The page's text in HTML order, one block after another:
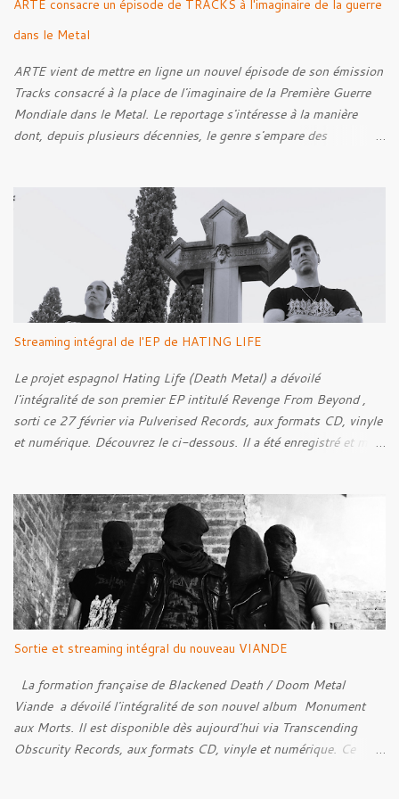
ARTE consacre un épisode de TRACKS à l'imaginaire de la guerre
dans le Metal
ARTE vient de mettre en ligne un nouvel épisode de son émission
Tracks consacré à la place de l'imaginaire de la Première Guerre
Mondiale dans le Metal. Le reportage s'intéresse à la manière
dont, depuis plusieurs décennies, le genre s'empare des
cette réflexion, Tracks est allé à la rencontre de Noise (
Kanonenfieber ) et de Dmytro Kumar ( 1914 ), qui reviennent sur
leur intérêt pour la Première Guerre mondiale. Le documentaire
donne également la parole au producteur Kristian "Kohle"
Kohlmannslehner, collaborateur de 1914 , ainsi qu'à l'historien
Ralf Raths, directeur du Musée allemand des blindés de Munster,
afin d'interroger plus largement la place des images de guerre
dans l'esthétique et l'imaginaire du Metal. Le reportage est à
découvrir ci-dessous :
Streaming intégral de l'EP de HATING LIFE
Le projet espagnol Hating Life (Death Metal) a dévoilé
l'intégralité de son premier EP intitulé Revenge From Beyond ,
sorti ce 27 février via Pulverised Records, aux formats CD, vinyle
et numérique. Découvrez le ci-dessous. Il a été enregistré et mixé
Rebellion Against The Vile 05. Revenge From Beyond 06. The
Sense Of Fear
Sortie et streaming intégral du nouveau VIANDE
La formation française de Blackened Death / Doom Metal
Viande a dévoilé l'intégralité de son nouvel album Monument
aux Morts. Il est disponible dès aujourd'hui via Transcending
Obscurity Records, aux formats CD, vinyle et numérique. Ce